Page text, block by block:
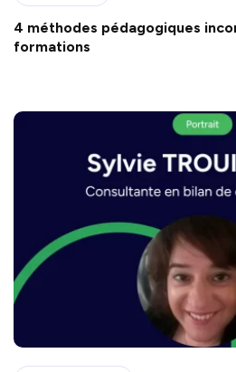
4 méthodes pédagogiques
formations